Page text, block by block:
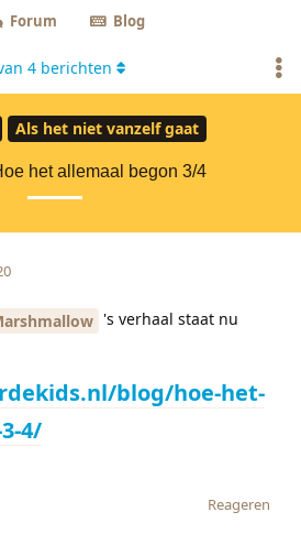
Forum Blog
Als het niet vanzelf gaat
het allemaal begon 3/4
4 berichten
's verhaal staat nu
blog/hoe-het-
4/
Reageren